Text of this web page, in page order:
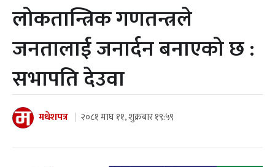
लोकतान्त्रिक गणतन्त्रले
जनतालाई जनार्दन बनाएको छ :
सभापति देउवा
मधेशपत्र २०८१ माघ ११, शुक्रबार १९:५९